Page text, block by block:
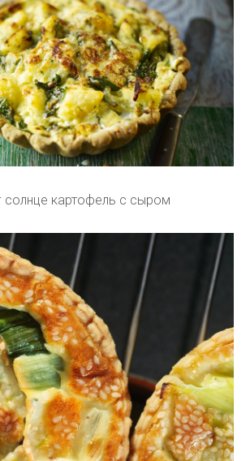
солнце картофель с сыром